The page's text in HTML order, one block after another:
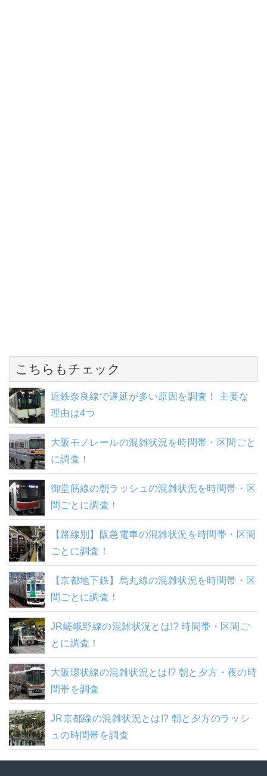
こちらもチェック
近鉄奈良線で遅延が多い原因を調査！ 主要な
理由は4つ
大阪モノレールの混雑状況を時間帯・区間ごと
に調査！
御堂筋線の朝ラッシュの混雑状況を時間帯・区
間ごとに調査！
【路線別】阪急電車の混雑状況を時間帯・区間
ごとに調査！
【京都地下鉄】烏丸線の混雑状況を時間帯・区
間ごとに調査！
JR嵯峨野線の混雑状況とは!? 時間帯・区間ご
とに調査！
大阪環状線の混雑状況とは!? 朝と夕方・夜の時
間帯を調査
JR京都線の混雑状況とは!? 朝と夕方のラッシ
ュの時間帯を調査